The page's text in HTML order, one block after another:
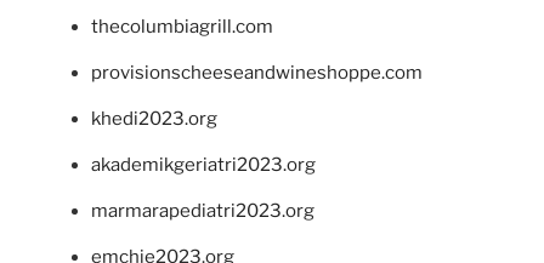
thecolumbiagrill.com
provisionscheeseandwineshoppe.com
khedi2023.org
akademikgeriatri2023.org
marmarapediatri2023.org
emchie2023.org